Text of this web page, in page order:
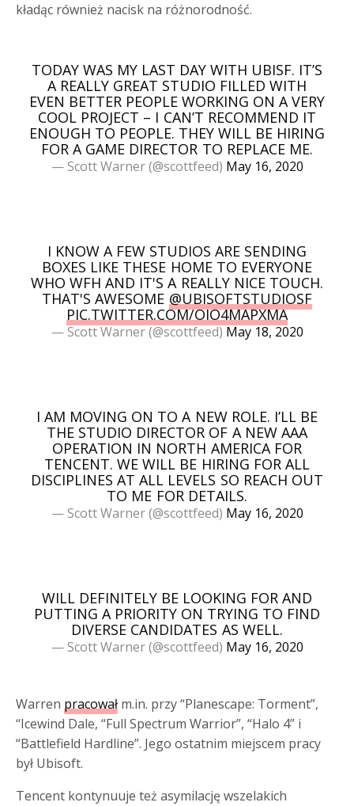
kładąc również nacisk na różnorodność.
TODAY WAS MY LAST DAY WITH UBISF. IT’S
A REALLY GREAT STUDIO FILLED WITH
EVEN BETTER PEOPLE WORKING ON A VERY
COOL PROJECT – I CAN’T RECOMMEND IT
ENOUGH TO PEOPLE. THEY WILL BE HIRING
FOR A GAME DIRECTOR TO REPLACE ME.
— Scott Warner (@scottfeed) May 16, 2020
I KNOW A FEW STUDIOS ARE SENDING
BOXES LIKE THESE HOME TO EVERYONE
WHO WFH AND IT'S A REALLY NICE TOUCH.
THAT'S AWESOME @UBISOFTSTUDIOSF
PIC.TWITTER.COM/OIO4MAPXMA
— Scott Warner (@scottfeed) May 18, 2020
I AM MOVING ON TO A NEW ROLE. I’LL BE
THE STUDIO DIRECTOR OF A NEW AAA
OPERATION IN NORTH AMERICA FOR
TENCENT. WE WILL BE HIRING FOR ALL
DISCIPLINES AT ALL LEVELS SO REACH OUT
TO ME FOR DETAILS.
— Scott Warner (@scottfeed) May 16, 2020
WILL DEFINITELY BE LOOKING FOR AND
PUTTING A PRIORITY ON TRYING TO FIND
DIVERSE CANDIDATES AS WELL.
— Scott Warner (@scottfeed) May 16, 2020
Warren pracował m.in. przy “Planescape: Torment”,
“Icewind Dale, “Full Spectrum Warrior”, “Halo 4” i
“Battlefield Hardline”. Jego ostatnim miejscem pracy
był Ubisoft.
Tencent kontynuuje też asymilację wszelakich